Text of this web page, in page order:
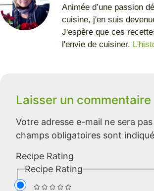
Animée d’une passion
cuisine, j'en suis
J'espère que ces
l'envie de cuisiner.
Laisser un commentaire
Votre adresse e-mail ne sera
champs obligatoires sont
Recipe Rating
Recipe Rating